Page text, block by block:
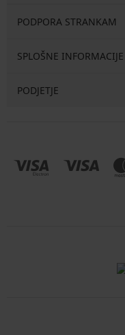
PODPORA STRANKAM
SPLOŠNE INFORMACIJE
PODJETJE